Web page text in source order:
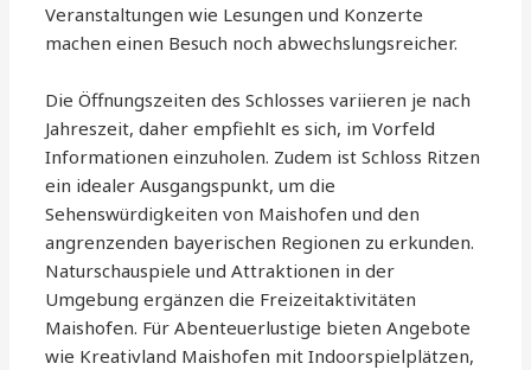
Veranstaltungen wie Lesungen und Konzerte
machen einen Besuch noch abwechslungsreicher.
Die Öffnungszeiten des Schlosses variieren je nach
Jahreszeit, daher empfiehlt es sich, im Vorfeld
Informationen einzuholen. Zudem ist Schloss Ritzen
ein idealer Ausgangspunkt, um die
Sehenswürdigkeiten von Maishofen und den
angrenzenden bayerischen Regionen zu erkunden.
Naturschauspiele und Attraktionen in der
Umgebung ergänzen die Freizeitaktivitäten
Maishofen. Für Abenteuerlustige bieten Angebote
wie Kreativland Maishofen mit Indoorspielplätzen,